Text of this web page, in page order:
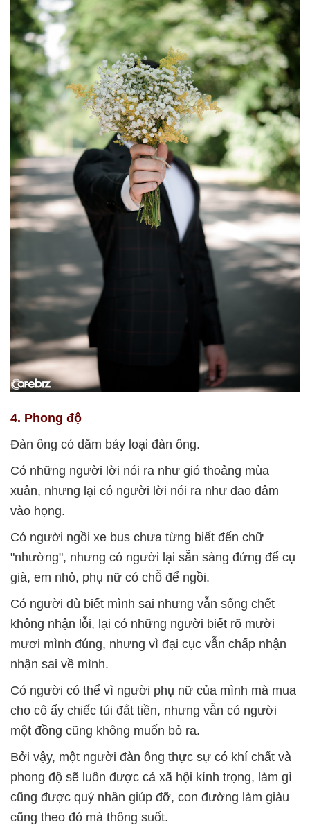
4. Phong độ
Đàn ông có dăm bảy loại đàn ông.
Có những người lời nói ra như gió thoảng mùa
xuân, nhưng lại có người lời nói ra như dao đâm
vào họng.
Có người ngồi xe bus chưa từng biết đến chữ
"nhường", nhưng có người lại sẵn sàng đứng để cụ
già, em nhỏ, phụ nữ có chỗ để ngồi.
Có người dù biết mình sai nhưng vẫn sống chết
không nhận lỗi, lại có những người biết rõ mười
mươi mình đúng, nhưng vì đại cục vẫn chấp nhận
nhận sai về mình.
Có người có thể vì người phụ nữ của mình mà mua
cho cô ấy chiếc túi đắt tiền, nhưng vẫn có người
một đồng cũng không muốn bỏ ra.
Bởi vậy, một người đàn ông thực sự có khí chất và
phong độ sẽ luôn được cả xã hội kính trọng, làm gì
cũng được quý nhân giúp đỡ, con đường làm giàu
cũng theo đó mà thông suốt.